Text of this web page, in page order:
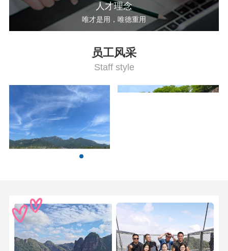
人才理念
唯才是用，唯德重用
员工风采
Staff style